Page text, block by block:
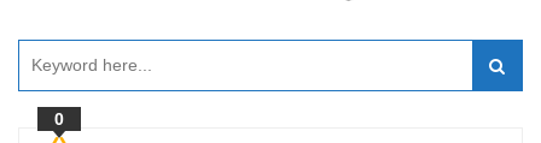
0